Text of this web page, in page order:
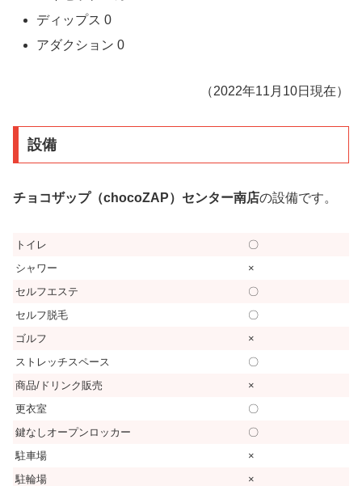
ディップス 0
アダクション 0
（2022年11月10日現在）
設備
チョコザップ（chocoZAP）センター南店の設備です。
トイレ
〇
シャワー
×
セルフエステ
〇
セルフ脱毛
〇
ゴルフ
×
ストレッチスペース
〇
商品/ドリンク販売
×
更衣室
〇
鍵なしオープンロッカー
〇
駐車場
×
駐輪場
×